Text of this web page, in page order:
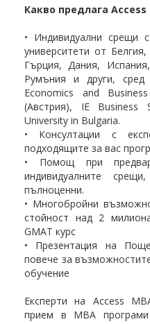
Какво предлага
• Индивидуални срещи
университети от
Гърция, Дания,
Румъния и други,
Economics and
(Австрия), IE Business
University in Bulgaria.
• Консултации с
подходящите за вас
• Помощ при
индивидуалните
пълноценни.
• Многобройни
стойност над 2
GMAT курс
• Презентация на
повече за
обучение
Експерти на Access
прием в МВА програми